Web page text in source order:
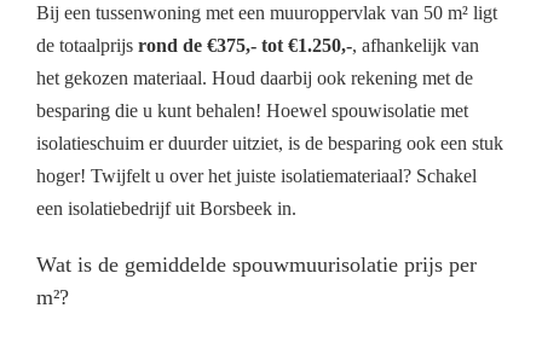
Bij een tussenwoning met een muuroppervlak van 50 m² ligt
de totaalprijs rond de €375,- tot €1.250,-, afhankelijk van
het gekozen materiaal. Houd daarbij ook rekening met de
besparing die u kunt behalen! Hoewel spouwisolatie met
isolatieschuim er duurder uitziet, is de besparing ook een stuk
hoger! Twijfelt u over het juiste isolatiemateriaal? Schakel
een isolatiebedrijf uit Borsbeek in.
Wat is de gemiddelde spouwmuurisolatie prijs per
m²?